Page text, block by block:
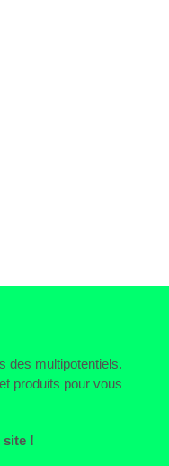
des multipotentiels.
produits pour vous
site !